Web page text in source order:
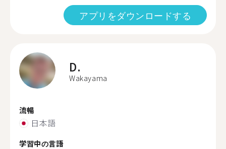
アプリをダウンロードする
D.
Wakayama
流暢
日本語
学習中の言語